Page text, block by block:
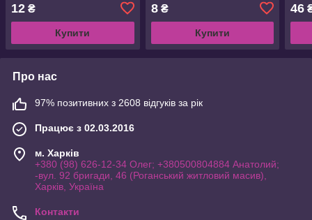
12 ₴
Купити
8₴
Купити
20A
46
Про нас
97% позитивних з 2608 відгуків за рік
Працює з 02.03.2016
м. Харків
+380 (98) 626-12-34 Олег; +380500804884 Анатолий;
-вул. 92 бригади, 46 (Роганський житловий масив),
Харків, Україна
Контакти